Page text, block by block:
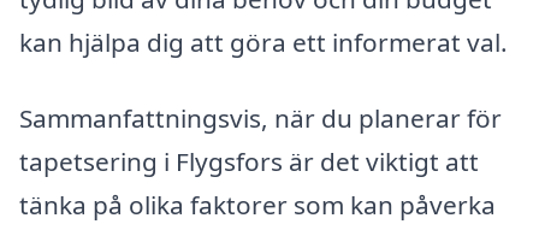
kan hjälpa dig att göra ett informerat val.
Sammanfattningsvis, när du planerar för
tapetsering i Flygsfors är det viktigt att
tänka på olika faktorer som kan påverka